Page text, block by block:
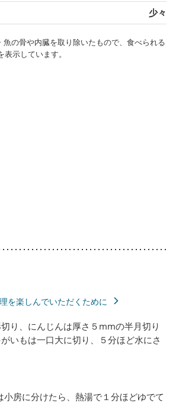
少々
の骨や内臓を取り除いたもので、食べられる
示しています。
を楽しんでいただくために
り、にんじんは厚さ５mmの半月切り
いもは一口大に切り、５分ほど水にさ
小房に分けたら、熱湯で１分ほどゆでて